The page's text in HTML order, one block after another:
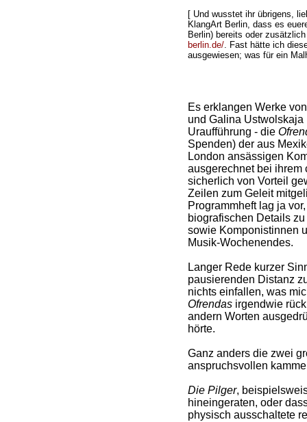
[ Und wusstet ihr übrigens,
KlangArt Berlin, dass es
Berlin) bereits oder
berlin.de/. Fast hätte ich
ausgewiesen; was für ein
Es erklangen Werke
und Galina Ustwolskaja
Uraufführung - die
Spenden) der aus
London ansässigen
ausgerechnet bei ihrem
sicherlich von Vorteil
Zeilen zum Geleit
Programmheft lag ja
biografischen Details
sowie Komponistinnen
Musik-Wochenendes.
Langer Rede kurzer
pausierenden Distanz
nichts einfallen, was
Ofrendasirgendwie
andern Worten
hörte.
Ganz anders die zwei
anspruchsvollen
Die Pilger,
hineingeraten, oder
physisch ausschaltete